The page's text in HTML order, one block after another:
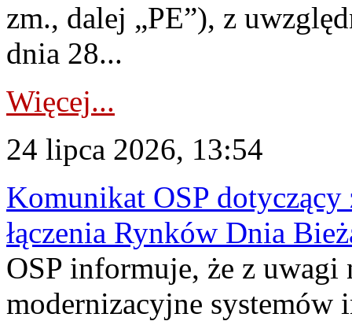
zm., dalej „PE”), z
dnia 28...
Więcej...
24 lipca 2026, 13:54
Komunikat OSP dotyczący
łączenia Rynków Dnia
OSP informuje, że z uwagi
modernizacyjne